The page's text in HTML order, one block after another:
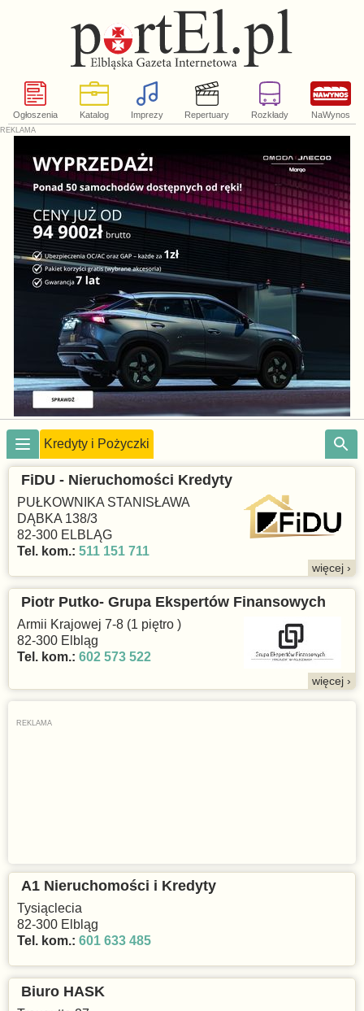
Ogłoszenia Katalog Imprezy Repertuary Rozkłady NaWynos
Kredyty i Pożyczki
FiDU - Nieruchomości Kredyty
PUŁKOWNIKA STANISŁAWA
DĄBKA 138/3
82-300 ELBLĄG
Tel. kom.: 511 151 711
więcej ›
Piotr Putko- Grupa Ekspertów Finansowych
Armii Krajowej 7-8 (1 piętro )
82-300 Elbląg
Tel. kom.: 602 573 522
więcej ›
A1 Nieruchomości i Kredyty
Tysiąclecia
82-300 Elbląg
Tel. kom.: 601 633 485
Biuro HASK